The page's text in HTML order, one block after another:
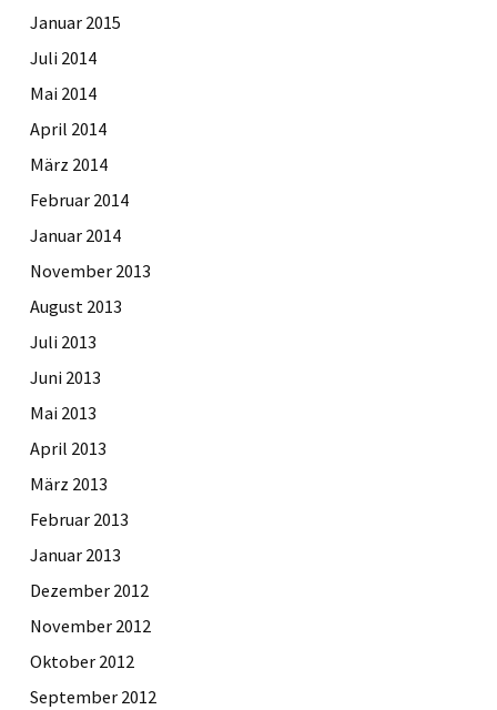
Januar 2015
Juli 2014
Mai 2014
April 2014
März 2014
Februar 2014
Januar 2014
November 2013
August 2013
Juli 2013
Juni 2013
Mai 2013
April 2013
März 2013
Februar 2013
Januar 2013
Dezember 2012
November 2012
Oktober 2012
September 2012